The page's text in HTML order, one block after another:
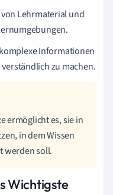
Lehrmaterial und
Informationen
zu machen.
ermöglicht es, sie in
in dem Wissen
werden soll.
Wichtigste